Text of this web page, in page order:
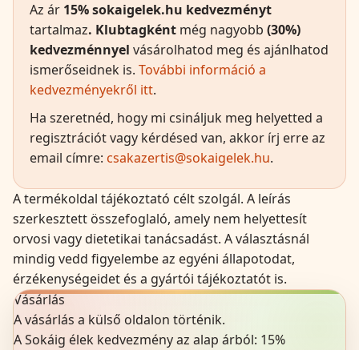
Az ár 15% sokaigelek.hu kedvezményt
tartalmaz. Klubtagként még nagyobb (30%)
kedvezménnyel vásárolhatod meg és ajánlhatod
ismerőseidnek is. További információ a
kedvezményekről itt.
Ha szeretnéd, hogy mi csináljuk meg helyetted a
regisztrációt vagy kérdésed van, akkor írj erre az
email címre: csakazertis@sokaigelek.hu.
A termékoldal tájékoztató célt szolgál. A leírás
szerkesztett összefoglaló, amely nem helyettesít
orvosi vagy dietetikai tanácsadást. A választásnál
mindig vedd figyelembe az egyéni állapotodat,
érzékenységeidet és a gyártói tájékoztatót is.
Vásárlás
A vásárlás a külső oldalon történik.
A Sokáig élek kedvezmény az alap árból: 15%